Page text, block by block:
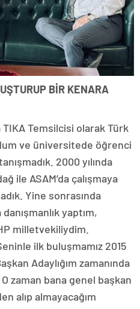
BİR KENARA
TIKA Temsilcisi olarak Türk
ve üniversitede öğrenci
2000 yılında
ile ASAM’da çalışmaya
Yine sonrasında
yaptım,
milletvekiliydim.
ilk buluşmamız 2015
Adaylığım zamanında
zaman bana genel başkan
alıp almayacağım